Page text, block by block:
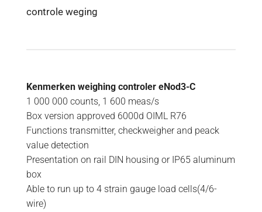
controle weging
Kenmerken weighing controler eNod3-C
1 000 000 counts, 1 600 meas/s
Box version approved 6000d OIML R76
Functions transmitter, checkweigher and peack
value detection
Presentation on rail DIN housing or IP65 aluminum
box
Able to run up to 4 strain gauge load cells(4/6-
wire)